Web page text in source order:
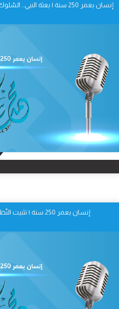
إنسان بعمر 250 سنة | بعثة النبي.. السّلوك الاجتماعيّ للنبيّ (ص) 05
إنسان بعمر 250 سنة | تثبيت النّظام الإسلاميّ 07